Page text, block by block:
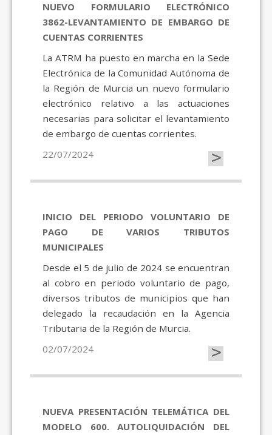
NUEVO FORMULARIO ELECTRÓNICO
3862-LEVANTAMIENTO DE EMBARGO DE
CUENTAS CORRIENTES
La ATRM ha puesto en marcha en la Sede
Electrónica de la Comunidad Autónoma de
la Región de Murcia un nuevo formulario
electrónico relativo a las actuaciones
necesarias para solicitar el levantamiento
de embargo de cuentas corrientes.
22/07/2024
>
INICIO DEL PERIODO VOLUNTARIO DE
PAGO DE VARIOS TRIBUTOS
MUNICIPALES
Desde el 5 de julio de 2024 se encuentran
al cobro en periodo voluntario de pago,
diversos tributos de municipios que han
delegado la recaudación en la Agencia
Tributaria de la Región de Murcia.
02/07/2024
>
NUEVA PRESENTACIÓN TELEMÁTICA DEL
MODELO 600. AUTOLIQUIDACIÓN DEL